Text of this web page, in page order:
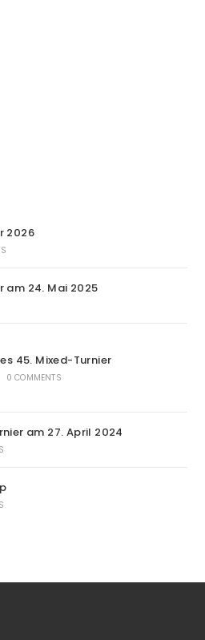
2026
24. Mai 2025
45. Mixed-Turnier
0 COMMENTS
am 27. April 2024